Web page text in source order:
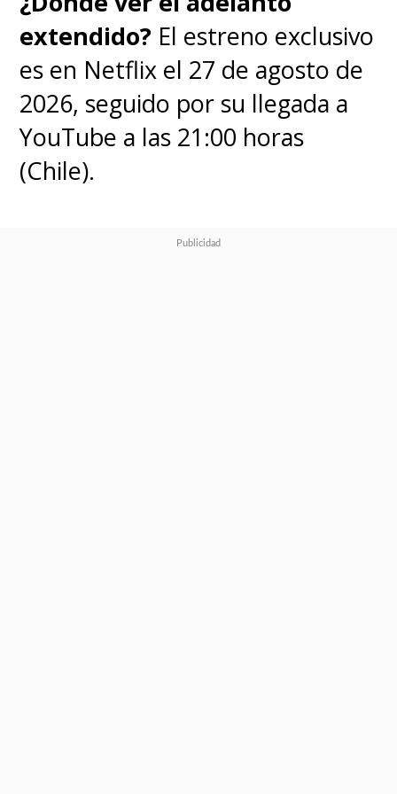
fecha.
La cuarta temporada
presentará este martes su
esperado tráiler, poniendo fin
a una larga espera.
del estreno de la pasada
extendido? El estreno exclusivo
es en Netflix el 27 de agosto de
2026, seguido por su llegada a
YouTube a las 21:00 horas
(Chile).